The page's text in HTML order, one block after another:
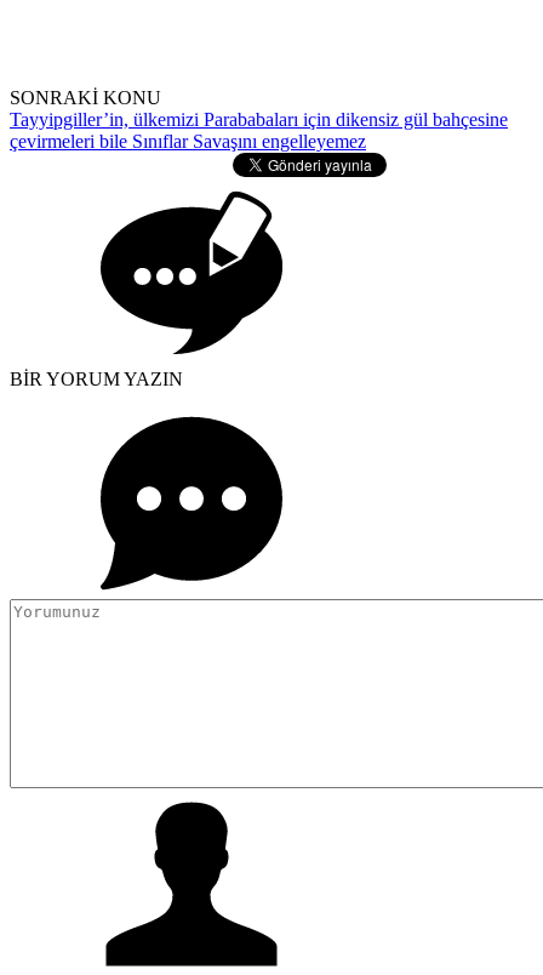
SONRAKİ KONU
Tayyipgiller’in, ülkemizi Parababaları için dikensiz gül bahçesine
çevirmeleri bile Sınıflar Savaşını engelleyemez
BİR YORUM YAZIN